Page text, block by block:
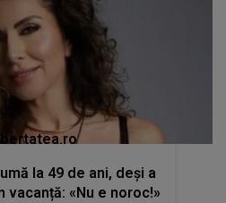
la 49 de ani, deși a
«Nu e noroc!»